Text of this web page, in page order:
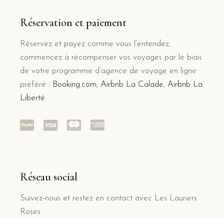
Réservation et paiement
Réservez et payez comme vous l’entendez,
commencez à récompenser vos voyages par le biais
de votre programme d’agence de voyage en ligne
préféré : Booking.com, Airbnb La Calade, Airbnb La
Liberté.
Réseau social
Suivez-nous et restez en contact avec Les Lauriers
Roses.